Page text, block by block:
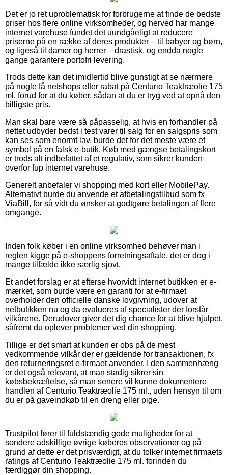
Det er jo ret uproblematisk for forbrugerne at finde de bedste
priser hos flere online virksomheder, og herved har mange
internet varehuse fundet det uundgåeligt at reducere
priserne på en række af deres produkter – til babyer og børn,
og ligeså til damer og herrer – drastisk, og endda nogle
gange garantere portofri levering.
Trods dette kan det imidlertid blive gunstigt at se nærmere
på nogle få netshops efter rabat på Centurio Teaktræolie 175
ml. forud for at du køber, sådan at du er tryg ved at opnå den
billigste pris.
Man skal bare være så påpasselig, at hvis en forhandler på
nettet udbyder bedst i test varer til salg for en salgspris som
kan ses som enormt lav, burde det for det meste være et
symbol på en falsk e-butik. Køb med gængse betalingskort
er trods alt indbefattet af et regulativ, som sikrer kunden
overfor fup internet varehuse.
Generelt anbefaler vi shopping med kort eller MobilePay.
Alternativt burde du anvende et afbetalingstilbud som fx
ViaBill, for så vidt du ønsker at godtgøre betalingen af flere
omgange.
Inden folk køber i en online virksomhed behøver man i
reglen kigge på e-shoppens forretningsaftale, det er dog i
mange tilfælde ikke særlig sjovt.
Et andet forslag er at efterse hvorvidt internet butikken er e-
mærket, som burde være en garanti for at e-firmaet
overholder den officielle danske lovgivning, udover at
netbutikken nu og da evalueres af specialister der forstår
vilkårene. Derudover giver det dig chance for at blive hjulpet,
såfremt du oplever problemer ved din shopping.
Tillige er det smart at kunden er obs på de mest
vedkommende vilkår der er gældende for transaktionen, fx
den returneringsret e-firmaet anvender. I den sammenhæng
er det også relevant, at man stadig sikrer sin
købsbekræftelse, så man senere vil kunne dokumentere
handlen af Centurio Teaktræolie 175 ml., uden hensyn til om
du er på gaveindkøb til en dreng eller pige.
Trustpilot fører til fuldstændig gode muligheder for at
sondere adskillige øvrige køberes observationer og på
grund af dette er det prisværdigt, at du tolker internet firmaets
ratings af Centurio Teaktræolie 175 ml. forinden du
færdiggør din shopping.